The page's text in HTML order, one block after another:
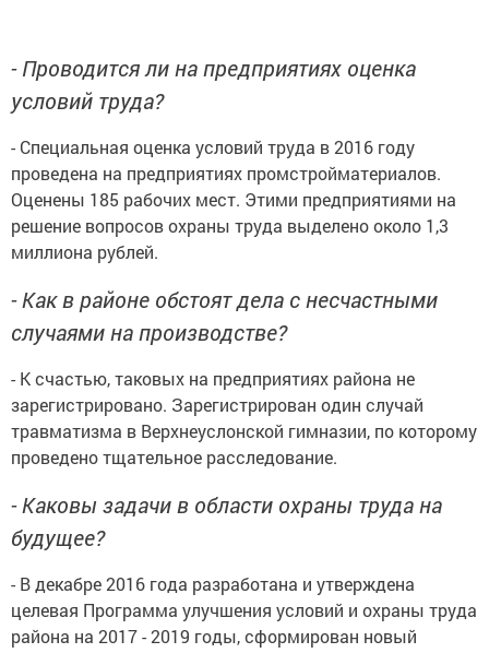
- Проводится ли на предприятиях оценка
условий труда?
- Специальная оценка условий труда в 2016 году
проведена на предприятиях промстройматериалов.
Оценены 185 рабочих мест. Этими предприятиями на
решение вопросов охраны труда выделено около 1,3
миллиона рублей.
- Как в районе обстоят дела с несчастными
случаями на производстве?
- К счастью, таковых на предприятиях района не
зарегистрировано. Зарегистрирован один случай
травматизма в Верхнеуслонской гимназии, по которому
проведено тщательное расследование.
- Каковы задачи в области охраны труда на
будущее?
- В декабре 2016 года разработана и утверждена
целевая Программа улучшения условий и охраны труда
района на 2017 - 2019 годы, сформирован новый